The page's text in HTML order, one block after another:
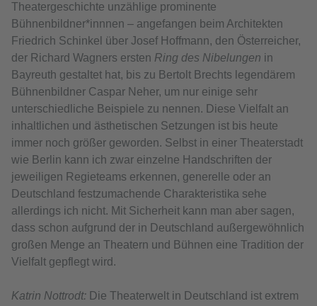
Theatergeschichte unzählige prominente
Bühnenbildner*innnen – angefangen beim Architekten
Friedrich Schinkel über Josef Hoffmann, den Österreicher,
der Richard Wagners ersten Ring des Nibelungen in
Bayreuth gestaltet hat, bis zu Bertolt Brechts legendärem
Bühnenbildner Caspar Neher, um nur einige sehr
unterschiedliche Beispiele zu nennen. Diese Vielfalt an
inhaltlichen und ästhetischen Setzungen ist bis heute
immer noch größer geworden. Selbst in einer Theaterstadt
wie Berlin kann ich zwar einzelne Handschriften der
jeweiligen Regieteams erkennen, generelle oder an
Deutschland festzumachende Charakteristika sehe
allerdings ich nicht. Mit Sicherheit kann man aber sagen,
dass schon aufgrund der in Deutschland außergewöhnlich
großen Menge an Theatern und Bühnen eine Tradition der
Vielfalt gepflegt wird.
Katrin Nottrodt: Die Theaterwelt in Deutschland ist extrem